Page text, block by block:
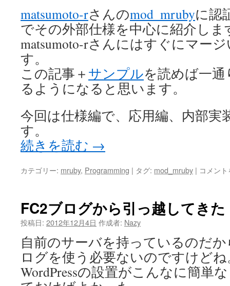
つ
い
て
(応
1)
matsumoto-rさんのmod_mrubyに認
でその外部仕様を中心に紹介しま
matsumoto-rさんにはすぐにマー
す。
この記事＋ サンプルを読めば一
るようになると思います。
今回は仕様編で、応用編、内部実
す。
続きを読む →
カテゴリー: mruby, Programming | タグ: mod_mruby |
証
機
つ
い
て
(仕
コメン
FC2ブログから引っ越してきた
投稿日: 2012年12月4日 作成者: Nazy
自前のサーバを持っているのだ
ログを使う必要ないのですけど
WordPressの設置がこんなに簡単